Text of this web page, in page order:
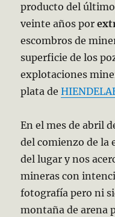
producto del
veinte años por
escombros de
superficie de los
explotaciones
plata de
En el mes de abril
del comienzo de la
del lugar y nos
mineras con
fotografía pero ni
montaña de arena